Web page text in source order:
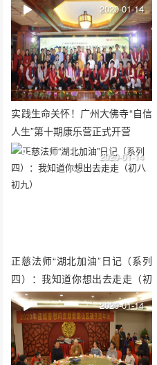
实践生命关怀！广州大佛寺“自信
人生”第十期康乐营正式开营
2020-01-14
正慈法师“湖北加油”日记（系列
四）：我知道你想出去走走（初
八初九）
2020-01-14
2020-01-14